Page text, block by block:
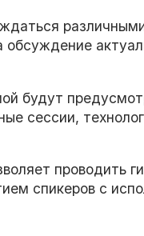
будут
сессии,
проводить
спикеров с